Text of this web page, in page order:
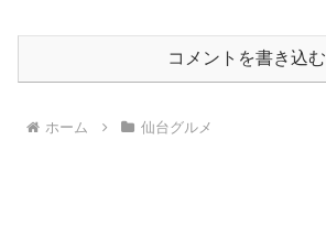
コメントを書き込む
ホーム 仙台グルメ